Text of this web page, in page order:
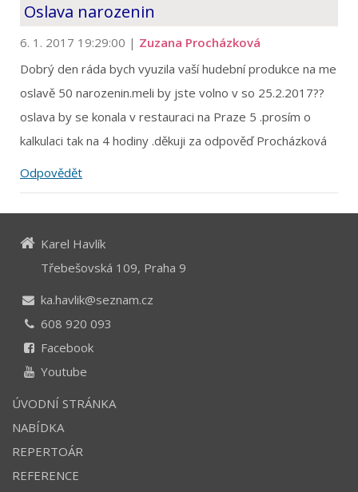
Oslava narozenin
6. 1. 2017 19:29:00 | Zuzana Procházková
Dobrý den ráda bych vyuzila vaší hudební produkce na me
oslavě 50 narozenin.meli by jste volno v so 25.2.2017??
oslava by se konala v restauraci na Praze 5 .prosím o
kalkulaci tak na 4 hodiny .děkuji za odpověď Procházková
Odpovědět
Karel Havlík
Třebešovská 109, Praha 9
ka.havlik@seznam.cz
608 920 093
Facebook
Youtube
ÚVODNÍ STRÁNKA
NABÍDKA
REPERTOÁR
REFERENCE